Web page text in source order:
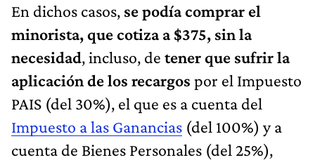
En dichos casos, se podía comprar el
minorista, que cotiza a $375, sin la
necesidad, incluso, de tener que sufrir la
aplicación de los recargos por el Impuesto
PAIS (del 30%), el que es a cuenta del
Impuesto a las Ganancias (del 100%) y a
cuenta de Bienes Personales (del 25%),